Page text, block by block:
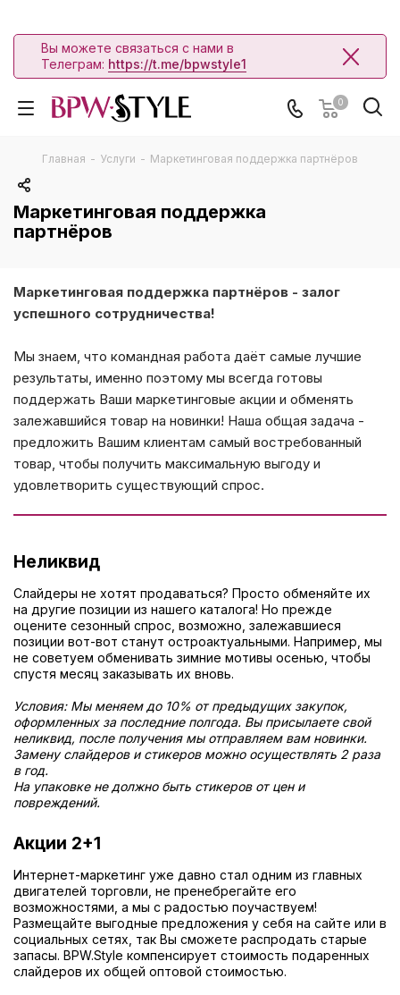
Вы можете связаться с нами в
Телеграм: https://t.me/bpwstyle1
0
Главная - Услуги - Маркетинговая поддержка партнёров
Маркетинговая поддержка
партнёров
Маркетинговая поддержка партнёров - залог
успешного сотрудничества!
Мы знаем, что командная работа даёт самые лучшие
результаты, именно поэтому мы всегда готовы
поддержать Ваши маркетинговые акции и обменять
залежавшийся товар на новинки! Наша общая задача -
предложить Вашим клиентам самый востребованный
товар, чтобы получить максимальную выгоду и
удовлетворить существующий спрос.
Неликвид
Слайдеры не хотят продаваться? Просто обменяйте их
на другие позиции из нашего каталога! Но прежде
оцените сезонный спрос, возможно, залежавшиеся
позиции вот-вот станут остроактуальными. Например, мы
не советуем обменивать зимние мотивы осенью, чтобы
спустя месяц заказывать их вновь.
Условия: Мы меняем до 10% от предыдущих закупок,
оформленных за последние полгода. Вы присылаете свой
неликвид, после получения мы отправляем вам новинки.
Замену слайдеров и стикеров можно осуществлять 2 раза
в год.
На упаковке не должно быть стикеров от цен и
повреждений.
Акции 2+1
Интернет-маркетинг уже давно стал одним из главных
двигателей торговли, не пренебрегайте его
возможностями, а мы с радостью поучаствуем!
Размещайте выгодные предложения у себя на сайте или в
социальных сетях, так Вы сможете распродать старые
запасы. BPW.Style компенсирует стоимость подаренных
слайдеров их общей оптовой стоимостью.